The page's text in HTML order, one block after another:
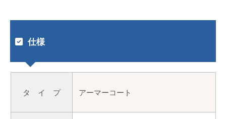
仕様
タ イ プ アーマーコート